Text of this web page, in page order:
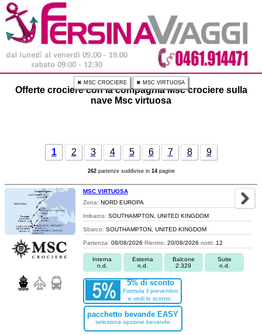
✖ MSC CROCIERE ✖ MSC VIRTUOSA
Offerte crociere con la compagnia Msc crociere sulla
nave Msc virtuosa
1 2 3 4 5 6 7 8 9
262partenze suddivise in 14pagine
MSC VIRTUOSA
Zona: NORD EUROPA
Imbarco: SOUTHAMPTON, UNITED KINGDOM
Sbarco: SOUTHAMPTON, UNITED KINGDOM
Partenza: 08/08/2026 Rientro: 20/08/2026 notti: 12
Interna
n.d.
Esterna
n.d.
Balcone
2.329
Suite
n.d.
5% di sconto
Formula il preventivo
e vedi lo sconto.
pacchetto bevande EASY
seleziona opzione bevande